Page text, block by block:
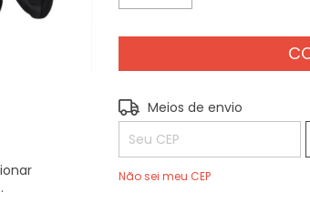
Entregas para o CEP:
Meios de envio
Não sei meu CEP